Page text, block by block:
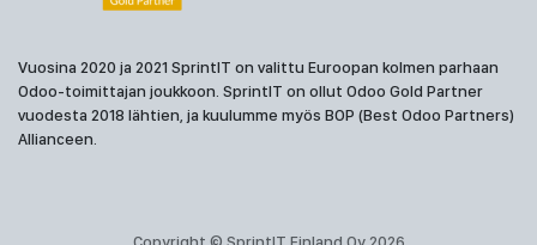
Vuosina 2020 ja 2021 SprintIT on valittu Euroopan kolmen parhaan
Odoo-toimittajan joukkoon. SprintIT on ollut Odoo Gold Partner
vuodesta 2018 lähtien, ja kuulumme myös BOP (Best Odoo Partners)
Allianceen.
Copyright © SprintIT Finland Oy 2026